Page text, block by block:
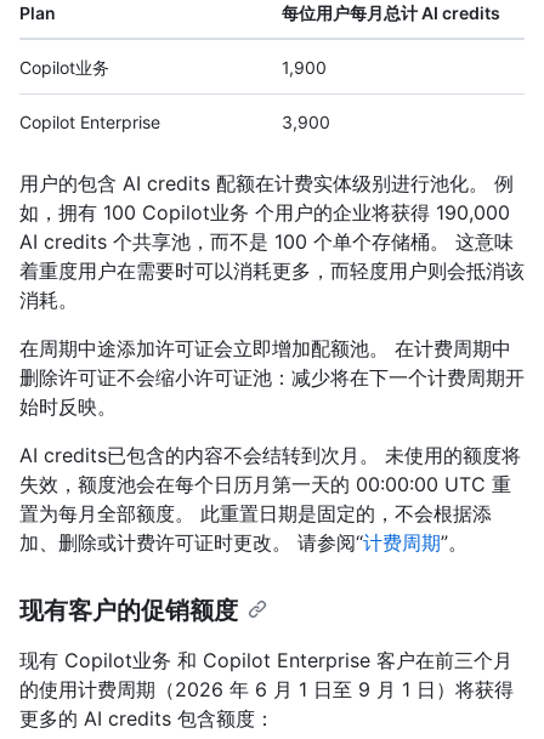
Plan 每位用户每月总计 AI credits
Copilot业务 1,900
Copilot Enterprise 3,900
用户的包含 AI credits 配额在计费实体级别进行池化。 例
如，拥有 100 Copilot业务 个用户的企业将获得 190,000
AI credits 个共享池，而不是 100 个单个存储桶。 这意味
着重度用户在需要时可以消耗更多，而轻度用户则会抵消该
消耗。
在周期中途添加许可证会立即增加配额池。 在计费周期中
删除许可证不会缩小许可证池：减少将在下一个计费周期开
始时反映。
AI credits已包含的内容不会结转到次月。 未使用的额度将
失效，额度池会在每个日历月第一天的 00:00:00 UTC 重
置为每月全部额度。 此重置日期是固定的，不会根据添
加、删除或计费许可证时更改。 请参阅“计费周期”。
现有客户的促销额度
现有 Copilot业务 和 Copilot Enterprise 客户在前三个月
的使用计费周期（2026 年 6 月 1 日至 9 月 1 日）将获得
更多的 AI credits 包含额度：